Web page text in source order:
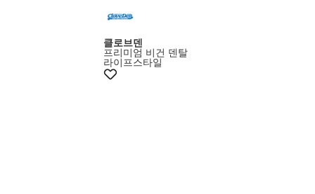
클로브덴
프리미엄 비건 덴탈
라이프스타일